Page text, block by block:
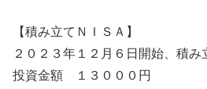
【積み立てＮＩＳＡ】
２０２３年１２月６日開始、積み
投資金額 １３０００円